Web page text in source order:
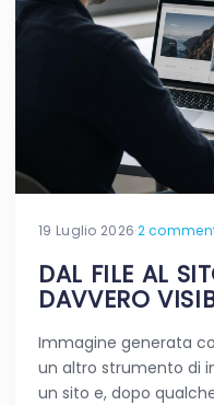
19 Luglio 2026·2
DAL FILE AL
DAVVERO
Immagine generata
un altro strumento di
un sito e, dopo